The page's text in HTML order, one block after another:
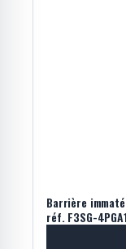
Barrière
réf. F3SG-